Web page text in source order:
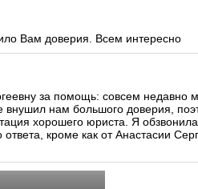
Вам доверия. Всем интересно
за помощь: совсем недавно
нам большого доверия,
хорошего юриста. Я
ответа, кроме как от Анастасии